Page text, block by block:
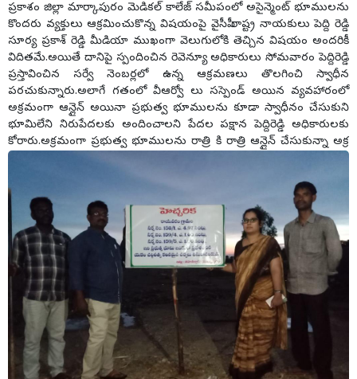
ప్రకాశం జిల్లా మార్కాపురం మెడికల్ కాలేజ్ సమీపంలో అసైన్మెంట్ భూములను
కొందరు వ్యక్తులు ఆక్రమించుకొన్న విషయంపై వైసీపీ రాష్ట్ర నాయకులు పెద్ది రెడ్డి
సూర్య ప్రకాశ్ రెడ్డి మీడియా ముఖంగా వెలుగులోకి తెచ్చిన విషయం అందరికీ
విదితమే.అయితే దానిపై స్పందించిన రెవెన్యూ అధికారులు సోమవారం పెద్దిరెడ్డి
ప్రస్తావించిన సర్వే నెంబర్లలో ఉన్న ఆక్రమణలు తొలగించి స్వాధీన
పరచుకున్నారు.అలాగే గతంలో వీఆర్వో లు సస్పెండ్ అయిన వ్యవహారంలో
అక్రమంగా ఆన్లైన్ అయినా ప్రభుత్వ భూములను కూడా స్వాధీనం చేసుకుని
భూమిలేని నిరుపేదలకు అందించాలని పేదల పక్షాన పెద్దిరెడ్డి అధికారులకు
కోరారు.అక్రమంగా ప్రభుత్వ భూములను రాత్రి కి రాత్రి ఆన్లైన్ చేసుకున్నా అక్ర